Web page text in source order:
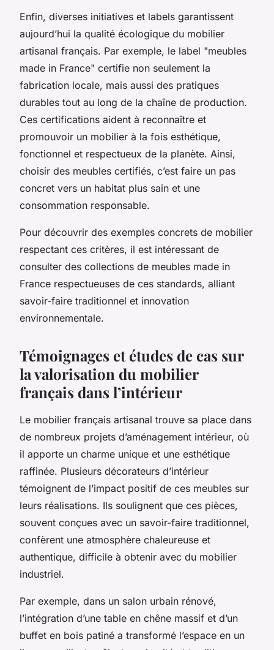
Enfin, diverses initiatives et labels garantissent
aujourd’hui la qualité écologique du mobilier
artisanal français. Par exemple, le label "meubles
made in France" certifie non seulement la
fabrication locale, mais aussi des pratiques
durables tout au long de la chaîne de production.
Ces certifications aident à reconnaître et
promouvoir un mobilier à la fois esthétique,
fonctionnel et respectueux de la planète. Ainsi,
choisir des meubles certifiés, c’est faire un pas
concret vers un habitat plus sain et une
consommation responsable.
Pour découvrir des exemples concrets de mobilier
respectant ces critères, il est intéressant de
consulter des collections de meubles made in
France respectueuses de ces standards, alliant
savoir-faire traditionnel et innovation
environnementale.
Témoignages et études de cas sur
la valorisation du mobilier
français dans l’intérieur
Le mobilier français artisanal trouve sa place dans
de nombreux projets d’aménagement intérieur, où
il apporte un charme unique et une esthétique
raffinée. Plusieurs décorateurs d’intérieur
témoignent de l’impact positif de ces meubles sur
leurs réalisations. Ils soulignent que ces pièces,
souvent conçues avec un savoir-faire traditionnel,
confèrent une atmosphère chaleureuse et
authentique, difficile à obtenir avec du mobilier
industriel.
Par exemple, dans un salon urbain rénové,
l’intégration d’une table en chêne massif et d’un
buffet en bois patiné a transformé l’espace en un